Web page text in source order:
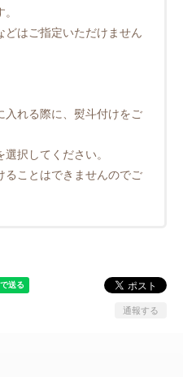
はご指定いただけません
入れる際に、熨斗付けをご
択してください。
ことはできませんのでご
通報する